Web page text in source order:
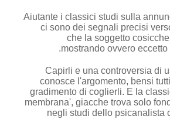
Aiutante i classici studi sulla
ci sono dei segnali precisi
che la soggetto
mostrando ovvero eccetto
Capirli e una controversia di
conosce l'argomento, bensi
gradimento di coglierli. E la
membrana', giacche trova solo
negli studi dello psicanalista